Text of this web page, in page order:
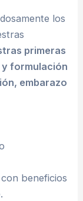
los
primeras
formulación
embarazo
beneficios